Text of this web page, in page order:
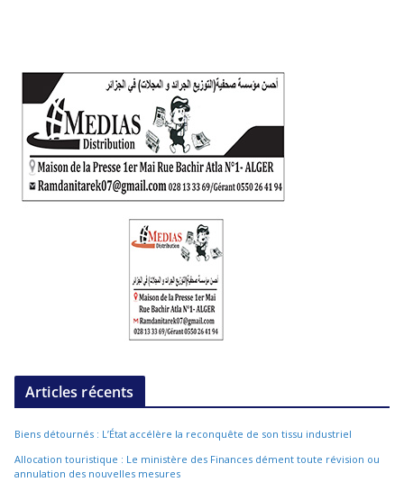
Articles récents
Biens détournés : L’État accélère la reconquête de son tissu industriel
Allocation touristique : Le ministère des Finances dément toute révision ou
annulation des nouvelles mesures